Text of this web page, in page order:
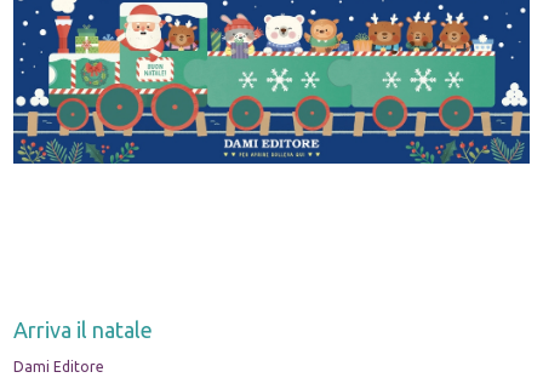
Arriva il natale
Dami Editore
x
Interessato ai nostri libri?
Allora iscriviti alla nostra newsletter!
Sarai informato delle nostre novità, potrai
comunque cancellarti quando desideri.